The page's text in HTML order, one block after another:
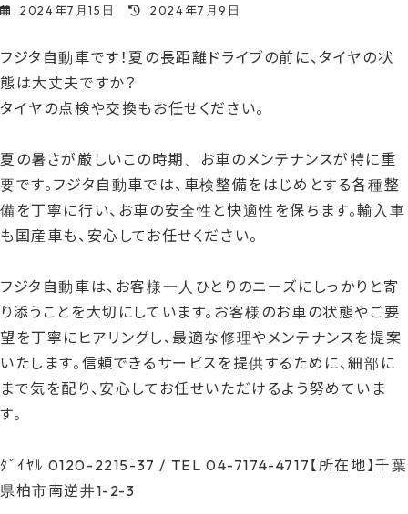
2024年7月15日
最
新
:
2024年7月9日
フジタ自動車です！夏の長距離ドライブの前に、タイヤの状
態は大丈夫ですか？
タイヤの点検や交換もお任せください。
夏の暑さが厳しいこの時期、お車のメンテナンスが特に重
要です。フジタ自動車では、車検整備をはじめとする各種整
備を丁寧に行い、お車の安全性と快適性を保ちます。輸入車
も国産車も、安心してお任せください。
フジタ自動車は、お客様一人ひとりのニーズにしっかりと寄
り添うことを大切にしています。お客様のお車の状態やご要
望を丁寧にヒアリングし、最適な修理やメンテナンスを提案
いたします。信頼できるサービスを提供するために、細部に
まで気を配り、安心してお任せいただけるよう努めていま
す。
ﾀﾞｲﾔﾙ 0120-2215-37 / TEL 04-7174-4717【所在地】千葉
県柏市南逆井1-2-3